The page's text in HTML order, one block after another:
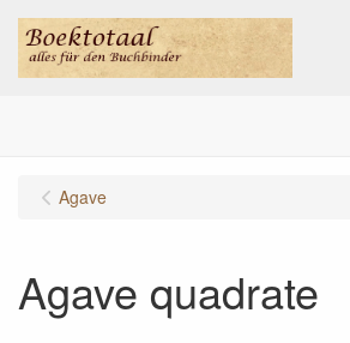
Agave
Agave quadrate